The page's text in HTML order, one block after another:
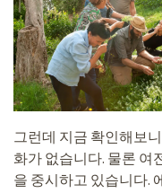
그런데 지금 확인해보
화가 없습니다. 물론 여
을 중시하고 있습니다.